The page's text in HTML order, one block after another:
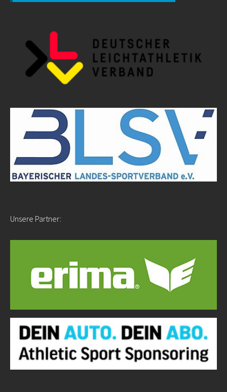
Unsere Partner: